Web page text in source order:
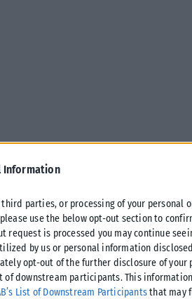
Information
parties, or processing of your personal
use the below opt-out section to
request is processed you may continue
by us or personal information
opt-out of the further disclosure of your
downstream participants. This
List of Downstream Participantsthat may